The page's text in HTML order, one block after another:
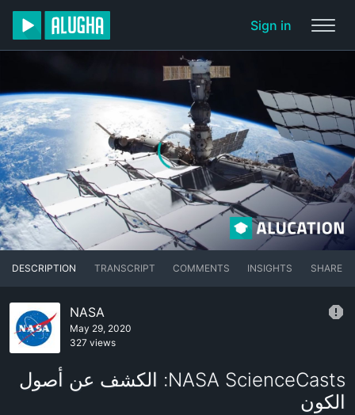
Sign in
DESCRIPTION TRANSCRIPT COMMENTS INSIGHTS SHARE
NASA
May 29, 2020
327 views
NASA ScienceCasts: الكشف عن أصول
الكون